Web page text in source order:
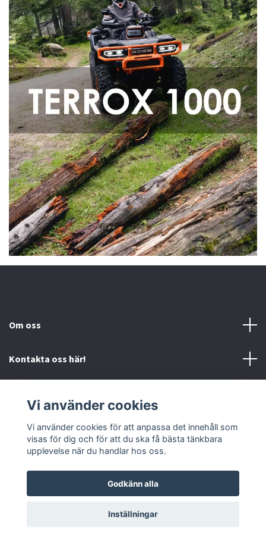
Om oss
Kontakta oss här!
Sociala medier
© 2026 Mc-Butiken
Vi använder cookies
Vi använder cookies för att anpassa det innehåll som
visas för dig och för att du ska få bästa tänkbara
upplevelse när du handlar hos oss.
Godkänn alla
Inställningar